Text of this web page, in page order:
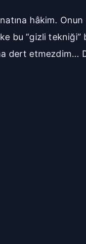
hâkim.
bu “gizli tekniği”
dert etmezdim...